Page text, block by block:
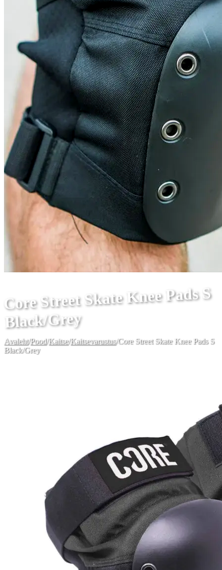
Core Street Skate Knee Pads S
Black/Grey
Avaleht/Pood/Kaitse/Kaitsevarustus/Core Street Skate Knee Pads S
Black/Grey